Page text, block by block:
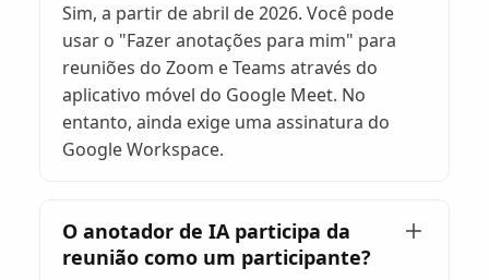
Sim, a partir de abril de 2026. Você pode
usar o "Fazer anotações para mim" para
reuniões do Zoom e Teams através do
aplicativo móvel do Google Meet. No
entanto, ainda exige uma assinatura do
Google Workspace.
O anotador de IA participa da
reunião como um participante?